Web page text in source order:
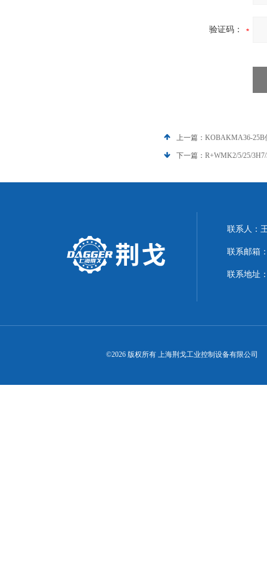
验证码：
上一篇： KOBAKMA36-25B
下一篇： R+WMK2/5/25/
联系人：
联系邮箱
联系地址
©2026 版权所有 上海荆戈工业控制设备有限公司